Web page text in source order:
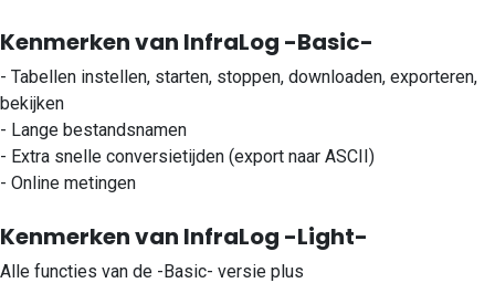
Kenmerken van InfraLog -Basic-
- Tabellen instellen, starten, stoppen, downloaden, exporteren,
bekijken
- Lange bestandsnamen
- Extra snelle conversietijden (export naar ASCII)
- Online metingen
Kenmerken van InfraLog -Light-
Alle functies van de -Basic- versie plus